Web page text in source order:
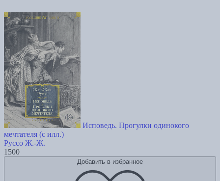
Исповедь. Прогулки одинокого
мечтателя (с илл.)
Руссо Ж.-Ж.
1500
Добавить в избранное